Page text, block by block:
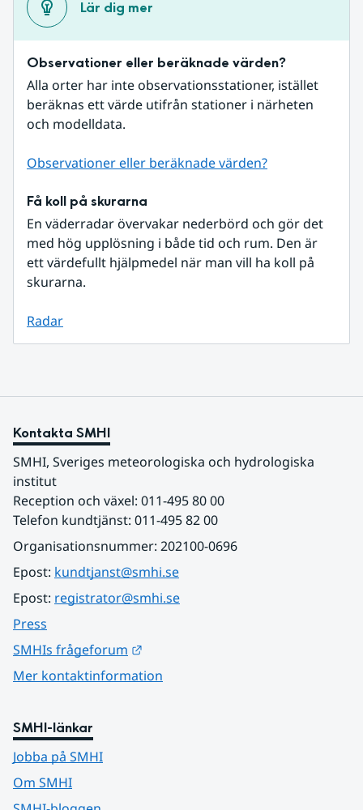
Lär dig mer
Observationer eller beräknade värden?
Alla orter har inte observationsstationer, istället
beräknas ett värde utifrån stationer i närheten
och modelldata.
Observationer eller beräknade värden?
Få koll på skurarna
En väderradar övervakar nederbörd och gör det
med hög upplösning i både tid och rum. Den är
ett värdefullt hjälpmedel när man vill ha koll på
skurarna.
Radar
Kontakta SMHI
SMHI, Sveriges meteorologiska och hydrologiska
institut
Reception och växel: 011-495 80 00
Telefon kundtjänst: 011-495 82 00
Organisationsnummer: 202100-0696
Epost: kundtjanst@smhi.se
Epost: registrator@smhi.se
Press
SMHIs frågeforum
Mer kontaktinformation
SMHI-länkar
Jobba på SMHI
Om SMHI